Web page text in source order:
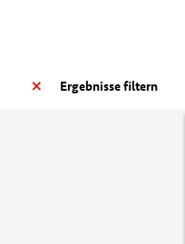
Ergebnisse filtern